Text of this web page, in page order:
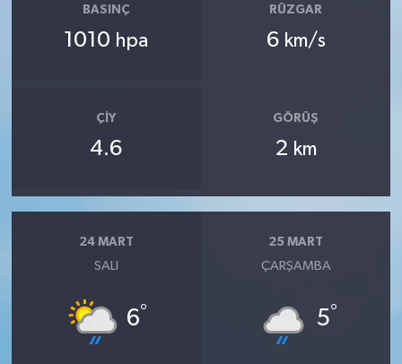
BASINÇ
1010 hpa
RÜZGAR
6 km/s
ÇIY
4.6
GÖRÜŞ
2 km
24 MART
SALI
6°
25 MART
ÇARŞAMBA
5°